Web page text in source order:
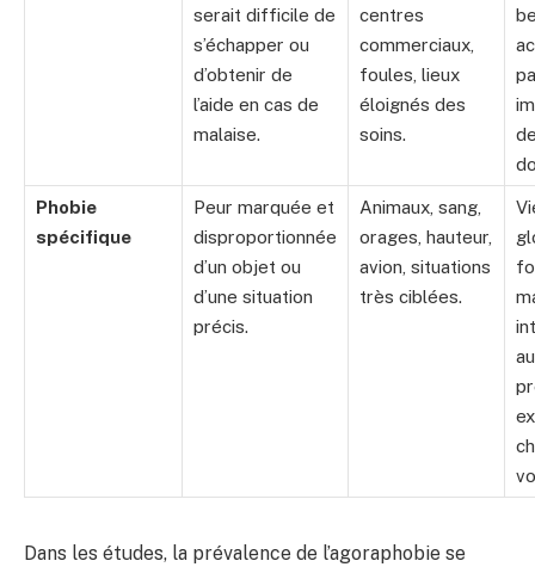
serait difficile de
s’échapper ou
d’obtenir de
l’aide en cas de
malaise.
centres
commerciaux,
foules, lieux
éloignés des
soins.
Phobie
spécifique
Peur marquée et
disproportionnée
d’un objet ou
d’une situation
précis.
Animaux, sang,
orages, hauteur,
avion, situations
très ciblées.
Dans les études, la prévalence de l’agoraphobie se